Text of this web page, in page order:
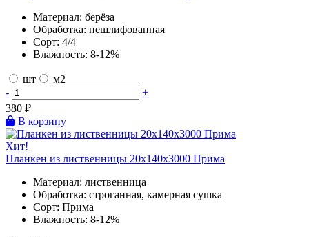
Материал: берёза
Обработка: нешлифованная
Сорт: 4/4
Влажность: 8-12%
шт
м2
-
+
380 ₽
В корзину
Хит!
Планкен из лиственницы 20х140х3000 Прима
Материал: лиственница
Обработка: строганная, камерная сушка
Сорт: Прима
Влажность: 8-12%